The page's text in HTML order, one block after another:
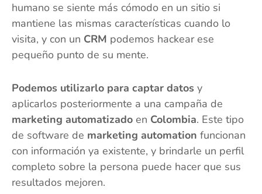
humano se siente más cómodo en un sitio si
mantiene las mismas características cuando lo
visita, y con un CRM podemos hackear ese
pequeño punto de su mente.
Podemos utilizarlo para captar datos y
aplicarlos posteriormente a una campaña de
marketing automatizado en Colombia. Este tipo
de software de marketing automation funcionan
con información ya existente, y brindarle un perfil
completo sobre la persona puede hacer que sus
resultados mejoren.